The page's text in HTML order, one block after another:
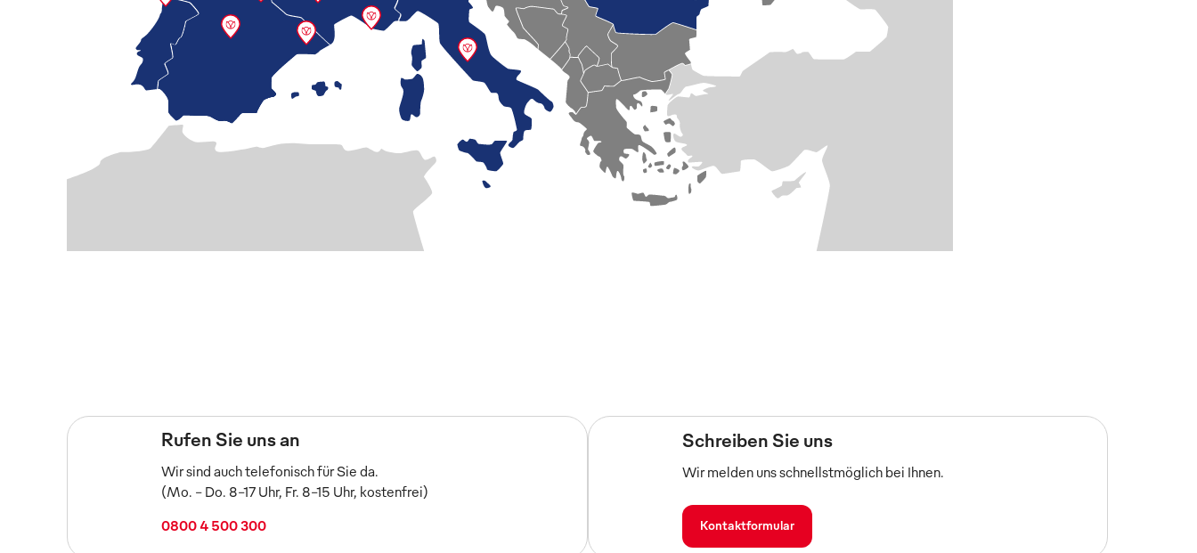
Rufen Sie uns an
Wir sind auch telefonisch für Sie da.
(Mo. - Do. 8-17 Uhr, Fr. 8-15 Uhr, kostenfrei)
0800 4 500 300
Schreiben Sie uns
Wir melden uns schnellstmöglich bei Ihnen.
Kontaktformular